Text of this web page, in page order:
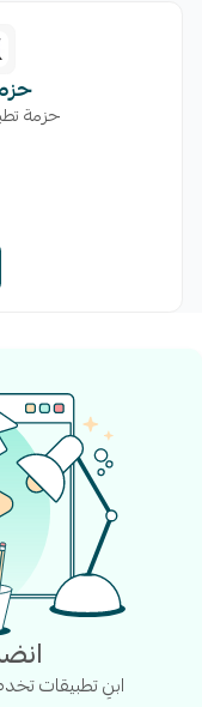
حزمة
ابنِ تطبيقات